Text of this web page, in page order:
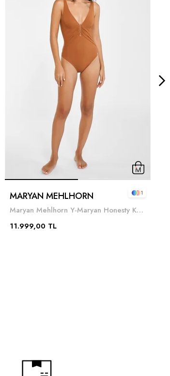
MARYAN MEHLHORN
Maryan Mehlhorn Y-Maryan Honesty Kadın Mayo Çok Renkli
11.999,00 TL
1